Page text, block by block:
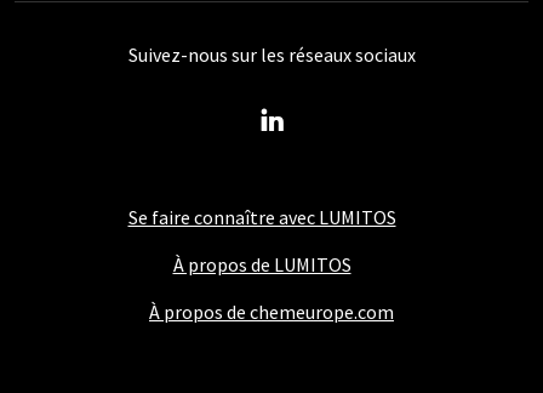
Se faire connaître avec LUMITOS
À propos de LUMITOS
À propos de chemeurope.com
Suivez-nous sur les réseaux sociaux